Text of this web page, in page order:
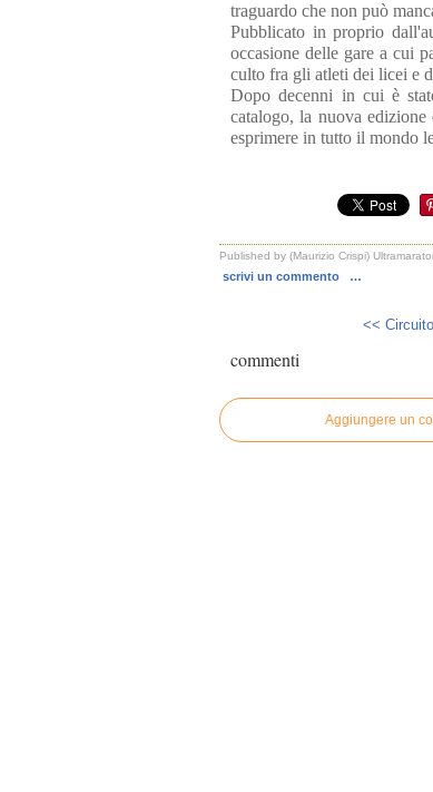
traguardo che non può
Pubblicato in proprio
occasione delle gare a cui
culto fra gli atleti dei licei e
Dopo decenni in cui è
catalogo, la nuova
esprimere in tutto il mondo
Published by (Maurizio Crispi)
scrivi un commento
…
<<
commenti
Aggiungere un